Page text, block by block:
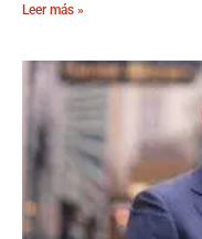
Leer más »